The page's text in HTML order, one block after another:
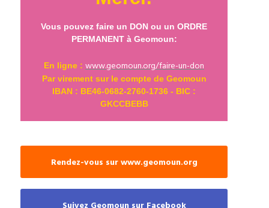
Vous pouvez faire un DON ou un ORDRE
PERMANENT à Geomoun:
En ligne : www.geomoun.org/faire-un-don
Par virement sur le compte de Geomoun
IBAN : BE46-0682-2760-1736 - BIC :
GKCCBEBB
Rendez-vous sur www.geomoun.org
Suivez Geomoun sur Facebook